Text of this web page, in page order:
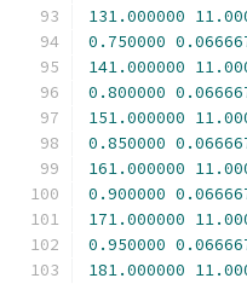
131.000000
0.750000
141.000000
0.800000
151.000000
0.850000
161.000000
0.900000
171.000000
0.950000
181.000000